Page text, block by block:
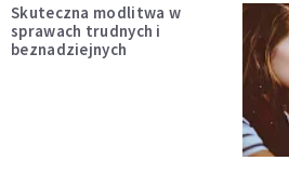
Skuteczna modlitwa w
sprawach trudnych i
beznadziejnych